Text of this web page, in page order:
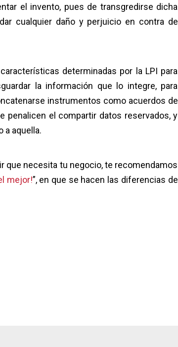
el invento, pues de transgredirse dicha
cualquier daño y perjuicio en contra de
determinadas por la LPI para
la información que lo integre, para
instrumentos como acuerdos de
penalicen el compartir datos reservados, y
a aquella.
que necesita tu negocio, te recomendamos
mejor!”, en que se hacen las diferencias de